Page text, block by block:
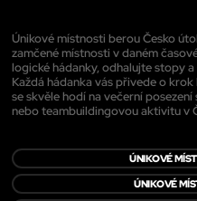
Únikové místnosti berou Česko
zamčené místnosti v daném
logické hádanky, odhalujte stopy
Každá hádanka vás přivede o
se skvěle hodí na večerní
nebo teambuildingovou aktivitu v
ÚNIKOVÉ
ÚNIKOVÉ